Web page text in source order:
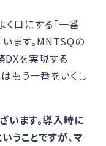
口にする「一番
ます。MNTSQの
DXを実現する
もう一番をいくし
います。導入時に
うことですが、マ